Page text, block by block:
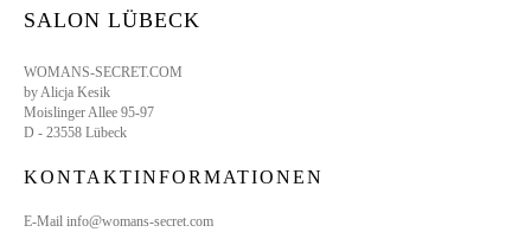
SALON LÜBECK
WOMANS-SECRET.COM
by Alicja Kesik
Moislinger Allee 95-97
D - 23558 Lübeck
KONTAKTINFORMATIONEN
E-Mail info@womans-secret.com